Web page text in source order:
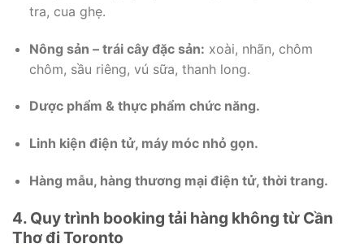
tra, cua ghẹ.
Nông sản – trái cây đặc sản: xoài, nhãn, chôm
chôm, sầu riêng, vú sữa, thanh long.
Dược phẩm & thực phẩm chức năng.
Linh kiện điện tử, máy móc nhỏ gọn.
Hàng mẫu, hàng thương mại điện tử, thời trang.
4. Quy trình booking tải hàng không từ Cần
Thơ đi Toronto